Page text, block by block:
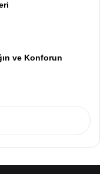
ve Konforun